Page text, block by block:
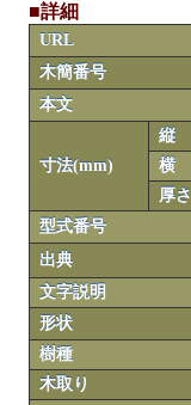
■詳細
URL
木簡番号
本文
寸法(mm)
縦
横
厚さ
型式番号
出典
文字説明
形状
樹種
木取り